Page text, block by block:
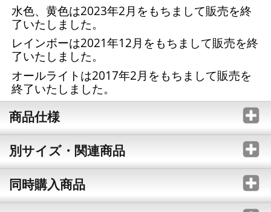
水色、黄色は2023年2月をもちまして販売を終
了いたしました。
レインボーは2021年12月をもちまして販売を終
了いたしました。
オールライトは2017年2月をもちまして販売を
終了いたしました。
商品仕様
別サイズ・関連商品
同時購入商品